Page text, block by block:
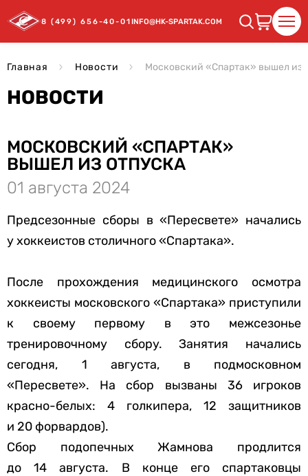
8 (499) 656-40-01INFO@HK-SPARTAK.COM
Главная Новости Московский «Спартак» вышел из
НОВОСТИ
МОСКОВСКИЙ «СПАРТАК»
ВЫШЕЛ ИЗ ОТПУСКА
01 августа 2024
Предсезонные сборы в «Пересвете» начались
у хоккеистов столичного «Спартака».
После прохождения медицинского осмотра
хоккеисты московского «Спартака» приступили
к своему первому в это межсезонье
тренировочному сбору. Занятия начались
сегодня, 1 августа, в подмосковном
«Пересвете». На сбор вызваны 36 игроков
красно-белых: 4 голкипера, 12 защитников
и 20 форвардов).
Сбор подопечных Жамнова продлится
до 14 августа. В конце его спартаковцы